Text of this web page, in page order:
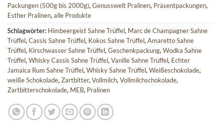
Packungen (500g bis 2000g), Genusswelt Pralinen, Präsentpackungen,
Esther Pralinen, alle Produkte
Schlagwörter: Himbeergeist Sahne Trüffel, Marc de Champagner Sahne
Trüffel, Cassis Sahne Trüffel, Kokos Sahne Trüffel, Amaretto Sahne
Trüffel, Kirschwasser Sahne Trüffel, Geschenkpackung, Wodka Sahne
Trüffel, Whisky Cassis Sahne Trüffel, Vanille Sahne Trüffel, Echter
Jamaica Rum Sahne Trüffel, Whisky Sahne Trüffel, Weißeschokolade,
weiße Schokolade, Zartbitter, Vollmilch, Vollmilchschokolade,
Zartbitterschokolade, MEB, Pralinen